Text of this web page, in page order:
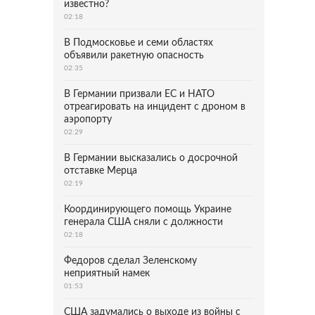
известно?
02:18
В Подмосковье и семи областях
объявили ракетную опасность
02:35
В Германии призвали ЕС и НАТО
отреагировать на инцидент с дроном в
аэропорту
02:29
В Германии высказались о досрочной
отставке Мерца
02:19
Координирующего помощь Украине
генерала США сняли с должности
02:18
Федоров сделал Зеленскому
неприятный намек
01:53
США задумались о выходе из войны с